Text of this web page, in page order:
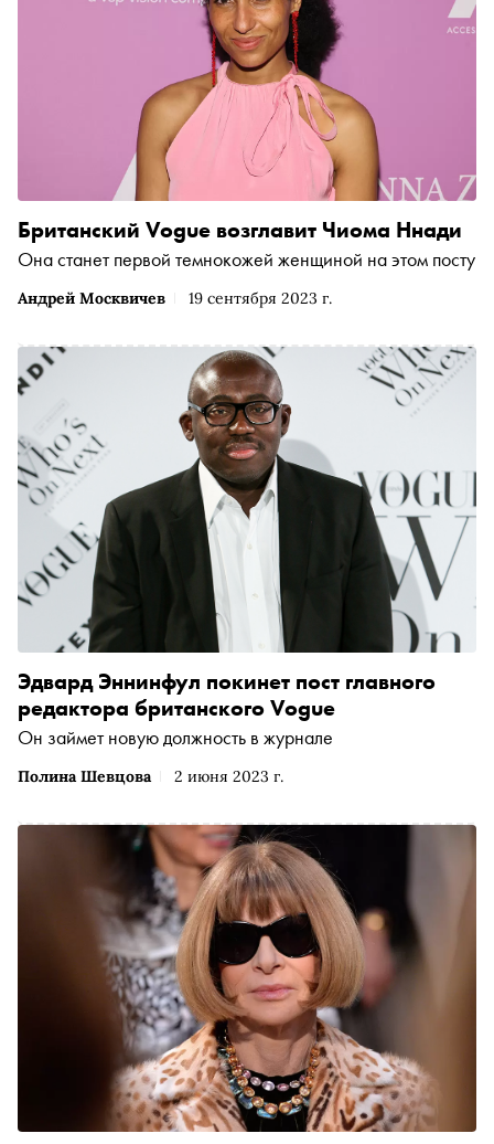
Андрей Москвичев 19 сентября 2023 г.
Британский Vogue возглавит Чиома Ннади
Она станет первой темнокожей женщиной на этом посту
Полина Шевцова 2 июня 2023 г.
Эдвард Эннинфул покинет пост главного
редактора британского Vogue
Он займет новую должность в журнале